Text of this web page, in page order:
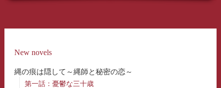
New novels
縄の痕は隠して～縄師と秘密の恋～
第一話：憂鬱な三十歳